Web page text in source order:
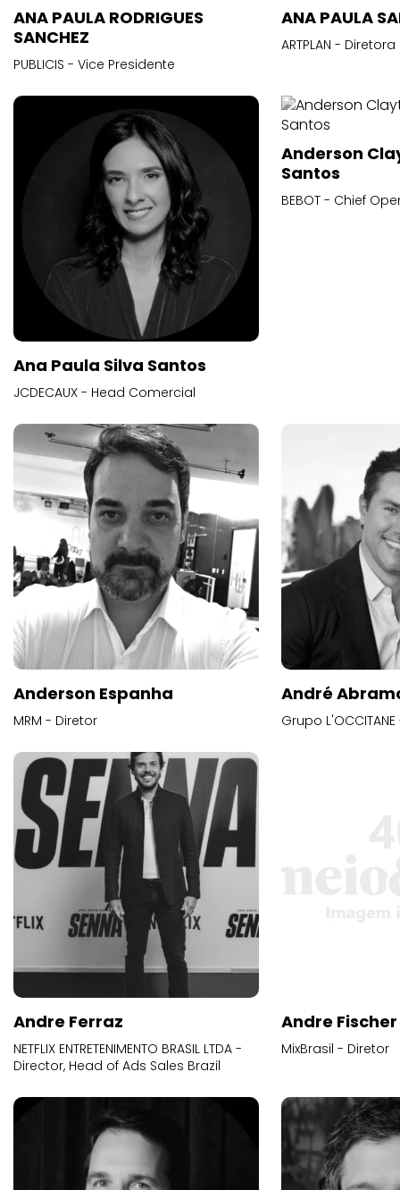
ANA PAULA RODRIGUES
SANCHEZ
PUBLICIS - Vice Presidente
ANA PAULA
ARTPLAN -
Ana Paula Silva Santos
JCDECAUX - Head Comercial
Anderson
Santos
BEBOT - Chief
Anderson Espanha
MRM - Diretor
André
Grupo
Andre Ferraz
NETFLIX ENTRETENIMENTO BRASIL LTDA -
Director, Head of Ads Sales Brazil
Andre Fischer
MixBrasil - Diretor